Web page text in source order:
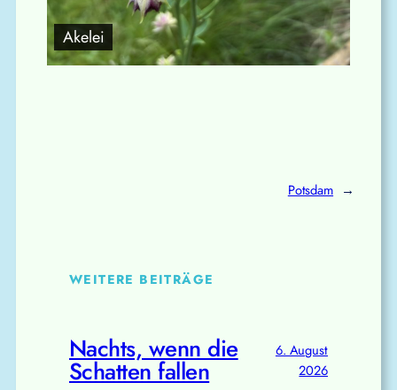
Akelei
Potsdam →
WEITERE BEITRÄGE
Nachts, wenn die
Schatten fallen
6. August
2026